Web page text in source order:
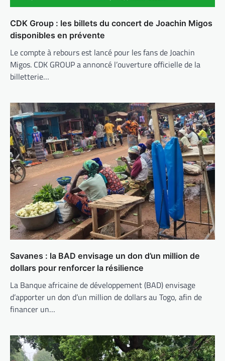
CDK Group : les billets du concert de Joachin Migos
disponibles en prévente
Le compte à rebours est lancé pour les fans de Joachin
Migos. CDK GROUP a annoncé l’ouverture officielle de la
billetterie…
Savanes : la BAD envisage un don d’un million de
dollars pour renforcer la résilience
La Banque africaine de développement (BAD) envisage
d’apporter un don d’un million de dollars au Togo, afin de
financer un…